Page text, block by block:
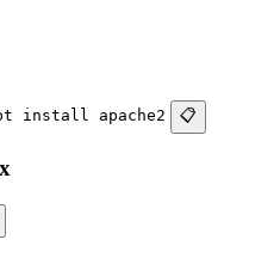
install apache2 📋